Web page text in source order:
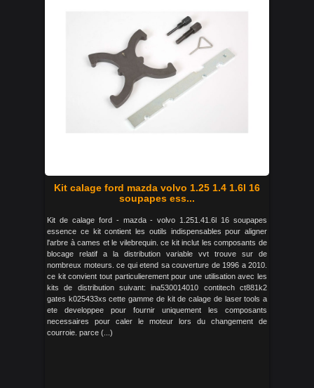
Kit calage ford mazda volvo 1.25 1.4 1.6l 16
soupapes ess...
Kit de calage ford - mazda - volvo 1.251.41.6l 16 soupapes
essence ce kit contient les outils indispensables pour aligner
l'arbre à cames et le vilebrequin. ce kit inclut les composants de
blocage relatif a la distribution variable vvt trouve sur de
nombreux moteurs. ce qui etend sa couverture de 1996 a 2010.
ce kit convient tout particulierement pour une utilisation avec les
kits de distribution suivant: ina530014010 contitech ct881k2
gates k025433xs cette gamme de kit de calage de laser tools a
ete developpee pour fournir uniquement les composants
necessaires pour caler le moteur lors du changement de
courroie. parce (...)